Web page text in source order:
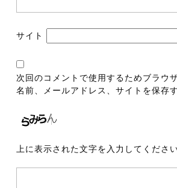
サイト
次回のコメントで使用するためブラウ
名前、メールアドレス、サイトを保存す
上に表示された文字を入力してください